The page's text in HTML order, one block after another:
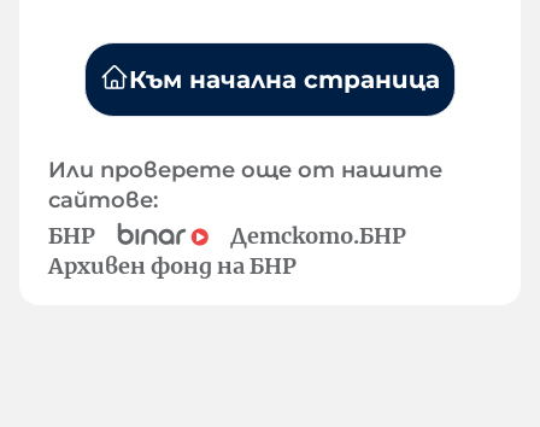
Към начална страница
Или проверете още от нашите
сайтове:
БНР
Детското.БНР
Архивен фонд на БНР